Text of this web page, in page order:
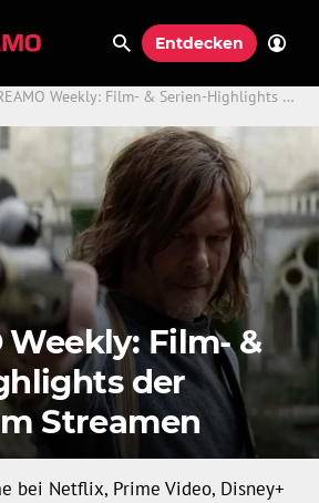
Entdecken
STREAMO Weekly: Film- & Serien-Highlights der Woche zum Streamen
Weekly: Film- &
der
Streamen
bei Netflix, Prime Video, Disney+